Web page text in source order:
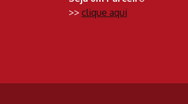
>> clique aqui